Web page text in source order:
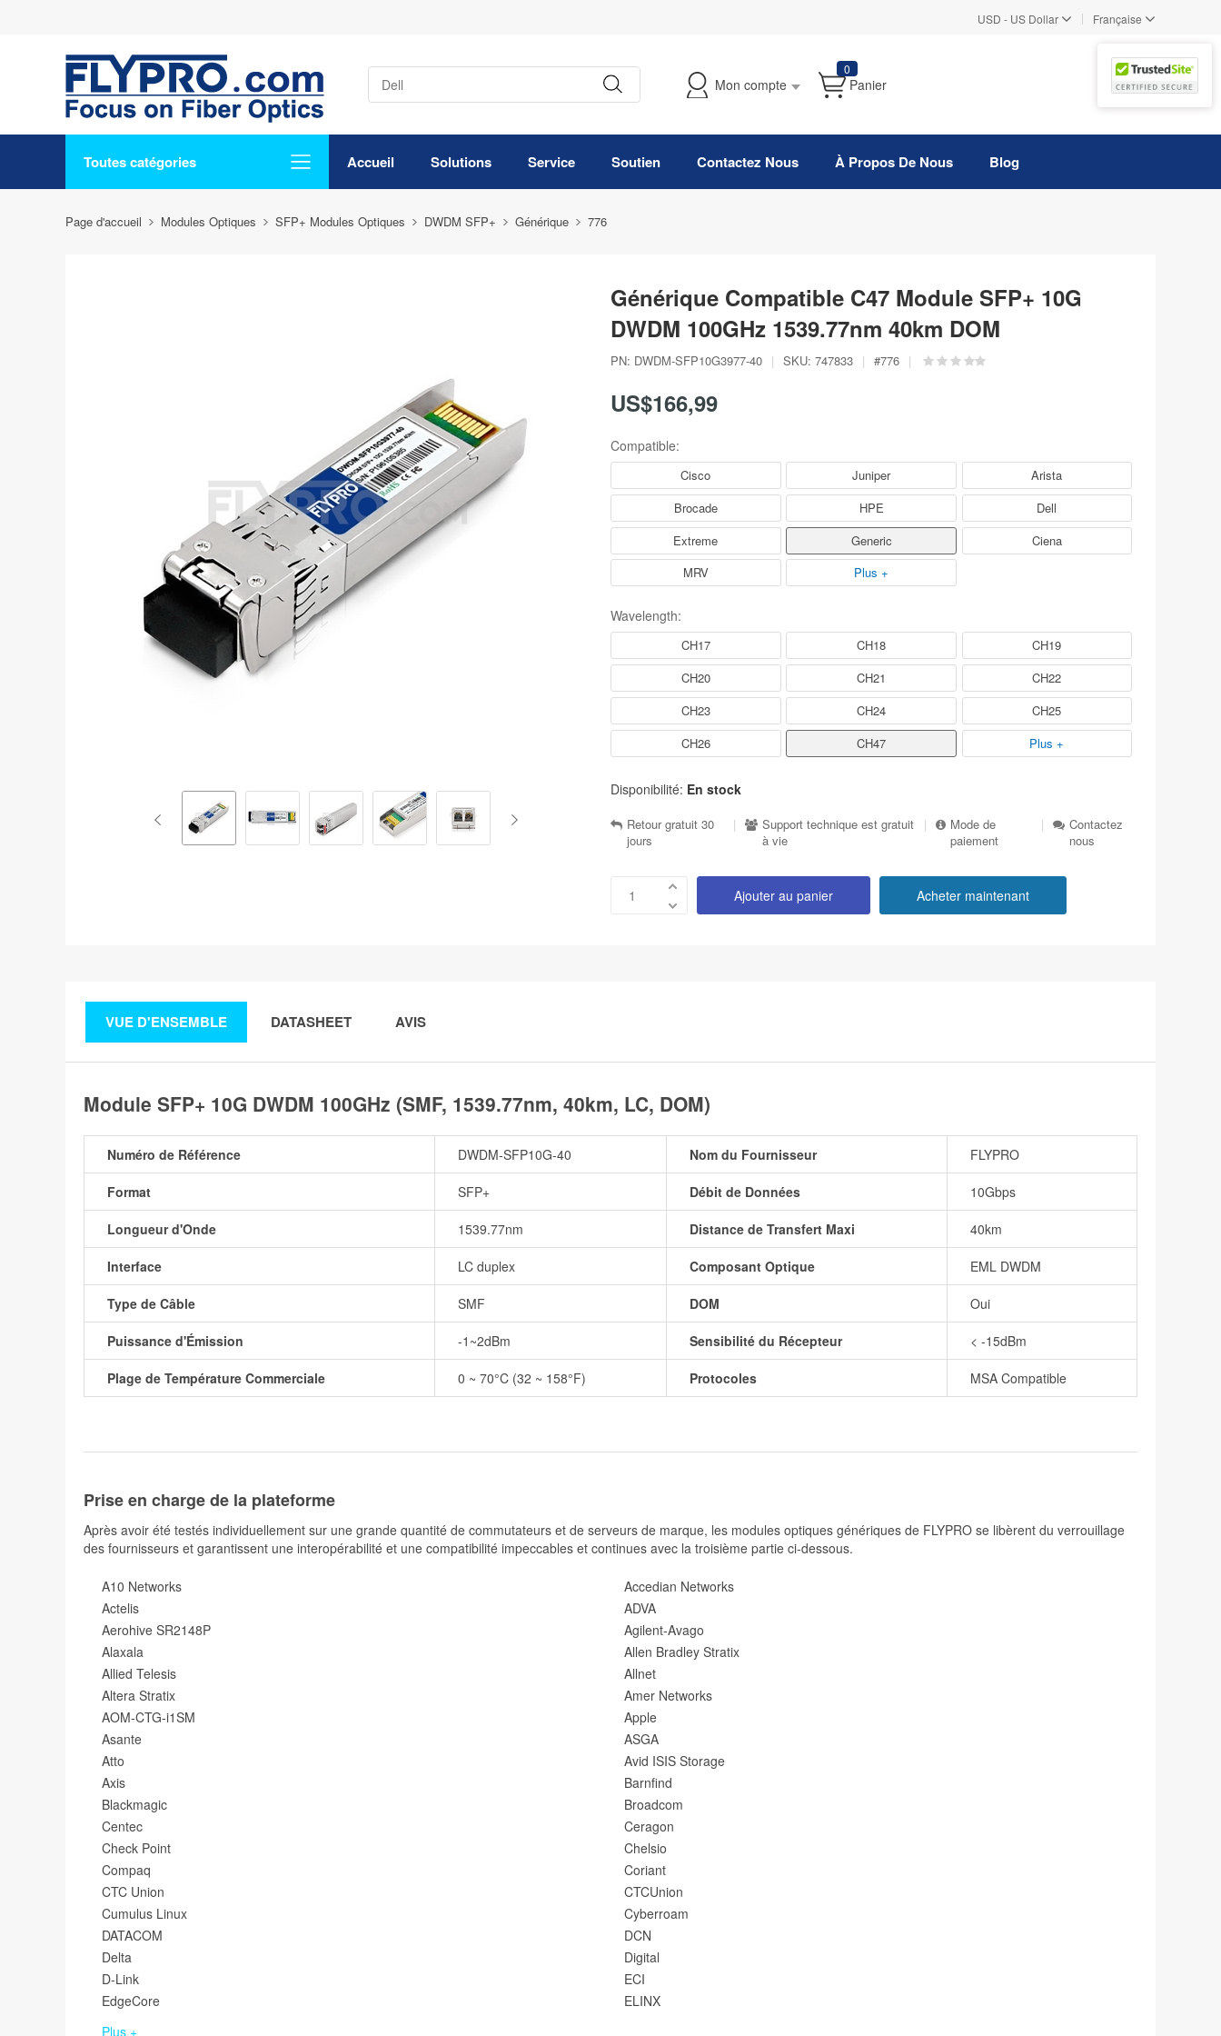
USD - US Dollar | Française
Mon compte
0
Panier
Toutes catégories Accueil Solutions Service Soutien Contactez Nous À Propos De Nous Blog
Page d'accueil Modules Optiques SFP+ Modules Optiques DWDM SFP+ Générique 776
Générique Compatible C47 Module SFP+ 10G
DWDM 100GHz 1539.77nm 40km DOM
PN: DWDM-SFP10G3977-40 | SKU: 747833 | #776 |
US$166,99
Compatible:
Cisco Juniper
Arista
Brocade
HPE
Dell
Extreme
Generic
Ciena
MRV
Plus +
Wavelength:
CH17 CH18
CH19
CH20
CH21
CH22
CH23
CH24
CH25
CH26
CH47 Plus +
Disponibilité: En stock
Retour gratuit 30
jours
|
Support technique est gratuit
à vie
|
Mode de
paiement
|
Contactez
nous
Ajouter au panier Acheter maintenant
VUE D'ENSEMBLE DATASHEET AVIS
Module SFP+ 10G DWDM 100GHz (SMF, 1539.77nm, 40km, LC, DOM)
Numéro de Référence DWDM-SFP10G-40 Nom du Fournisseur FLYPRO
Format SFP+ Débit de Données 10Gbps
Longueur d'Onde 1539.77nm Distance de Transfert Maxi 40km
Interface LC duplex Composant Optique EML DWDM
Type de Câble SMF DOM Oui
Puissance d'Émission -1~2dBm Sensibilité du Récepteur < -15dBm
Plage de Température Commerciale 0 ~ 70°C (32 ~ 158°F) Protocoles MSA Compatible
Prise en charge de la plateforme
Après avoir été testés individuellement sur une grande quantité de commutateurs et de serveurs de marque, les modules optiques génériques de FLYPRO se libèrent du verrouillage
des fournisseurs et garantissent une interopérabilité et une compatibilité impeccables et continues avec la troisième partie ci-dessous.
A10 Networks
Accedian Networks
Actelis
ADVA
Aerohive SR2148P
Agilent-Avago
Alaxala
Allen Bradley Stratix
Allied Telesis
Allnet
Altera Stratix
Amer Networks
AOM-CTG-i1SM
Apple
Asante
ASGA
Atto
Avid ISIS Storage
Axis
Barnfind
Blackmagic
Broadcom
Centec
Ceragon
Check Point
Chelsio
Compaq
Coriant
CTC Union
CTCUnion
Cumulus Linux
Cyberroam
DATACOM
DCN
Delta
Digital
D-Link
ECI
EdgeCore
ELINX
Plus +